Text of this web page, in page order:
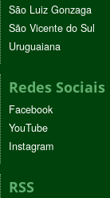
São Luiz Gonzaga
São Vicente do Sul
Uruguaiana
Redes Sociais
Facebook
YouTube
Instagram
RSS